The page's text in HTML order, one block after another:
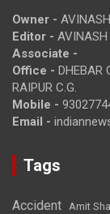
Owner -
Editor -
Associate -
Office - DHEBAR
RAIPUR C.G.
Mobile -
Email -
Tags
Accident Amit